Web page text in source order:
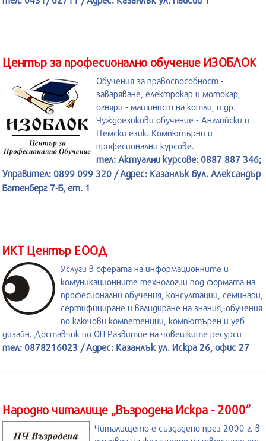
Център за професионално обучение ИЗОБЛОК
Обучения за правоспособност -
заваряване, електрокар и мотокар,
огняри - машинист на котли, и др.
Чуждоезикови обучение - Английски и
Немски език. Компютърни и
професионални курсове.
тел: Актуални курсове: 0887 887 346;
Управител: 0899 099 320 / Адрес: Казанлък бул. Александър
Батенберг 7-Б, ет. 1
ИКТ Център ЕООД
Услуги в сферата на информационните и
комуникационните технологии под формата на
професионални обучения, консултации, семинари,
сертифициране и валидиране на знания, обучения
по ключови компетенции, компютърен и уеб
дизайн. Доставчик по ОП Развитие на човешките ресурси
тел: 0878216023 / Адрес: Казанлък ул. Искра 26, офис 27
Народно читалище „Възродена Искра - 2000”
Читалището е създадено през 2000 г. в